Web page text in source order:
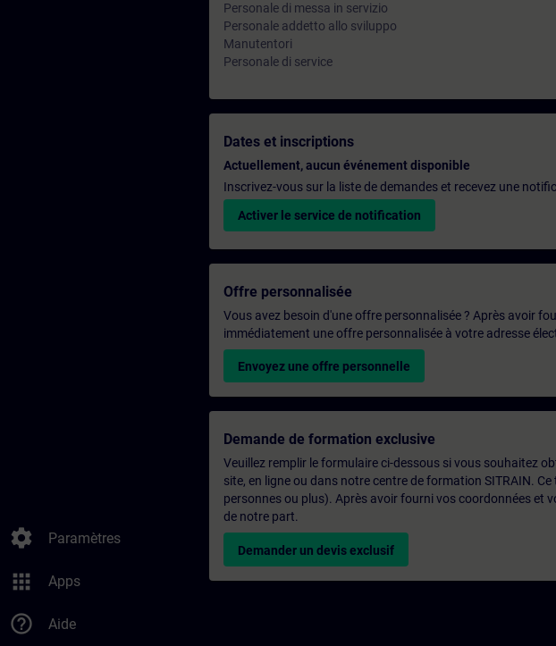
settings Paramètres
apps Apps
help_outline Aide
Personale di messa in servizio
Personale addetto allo sviluppo
Manutentori
Personale di service
Dates et inscriptions
Actuellement, aucun événement disponible
Inscrivez-vous sur la liste de demandes et recevez une
Activer le service de notification
Offre personnalisée
Vous avez besoin d'une offre personnalisée ? Après avoir
immédiatement une offre personnalisée à votre adresse
Envoyez une offre personnelle
Demande de formation exclusive
Veuillez remplir le formulaire ci-dessous si vous souhaitez
site, en ligne ou dans notre centre de formation SITRAIN.
personnes ou plus). Après avoir fourni vos coordonnées et
de notre part.
Demander un devis exclusif